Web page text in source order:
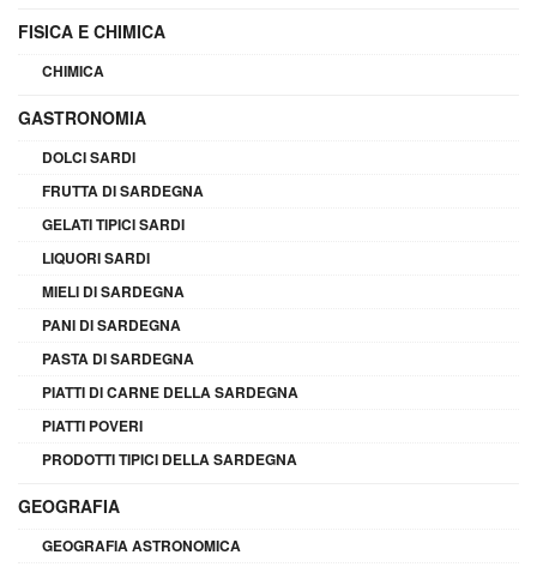
FISICA E CHIMICA
CHIMICA
GASTRONOMIA
DOLCI SARDI
FRUTTA DI SARDEGNA
GELATI TIPICI SARDI
LIQUORI SARDI
MIELI DI SARDEGNA
PANI DI SARDEGNA
PASTA DI SARDEGNA
PIATTI DI CARNE DELLA SARDEGNA
PIATTI POVERI
PRODOTTI TIPICI DELLA SARDEGNA
GEOGRAFIA
GEOGRAFIA ASTRONOMICA